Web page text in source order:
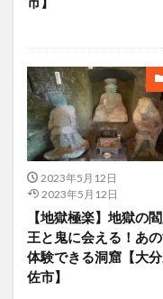
2023年5月12日
2023年5月12日
【地獄極楽】地獄の
王と鬼に会える！あ
体験できる洞窟【大
佐市】